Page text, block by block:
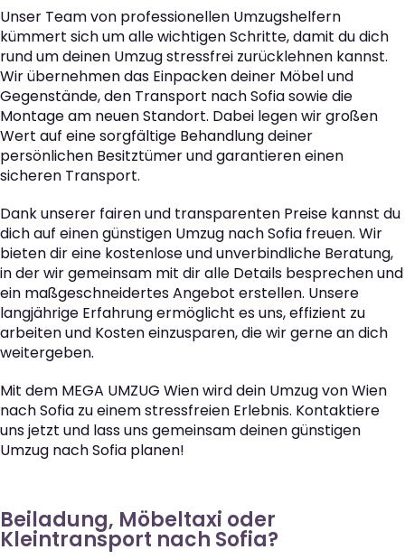
Unser Team von professionellen Umzugshelfern
kümmert sich um alle wichtigen Schritte, damit du dich
rund um deinen Umzug stressfrei zurücklehnen kannst.
Wir übernehmen das Einpacken deiner Möbel und
Gegenstände, den Transport nach Sofia sowie die
Montage am neuen Standort. Dabei legen wir großen
Wert auf eine sorgfältige Behandlung deiner
persönlichen Besitztümer und garantieren einen
sicheren Transport.
Dank unserer fairen und transparenten Preise kannst du
dich auf einen günstigen Umzug nach Sofia freuen. Wir
bieten dir eine kostenlose und unverbindliche Beratung,
in der wir gemeinsam mit dir alle Details besprechen und
ein maßgeschneidertes Angebot erstellen. Unsere
langjährige Erfahrung ermöglicht es uns, effizient zu
arbeiten und Kosten einzusparen, die wir gerne an dich
weitergeben.
Mit dem MEGA UMZUG Wien wird dein Umzug von Wien
nach Sofia zu einem stressfreien Erlebnis. Kontaktiere
uns jetzt und lass uns gemeinsam deinen günstigen
Umzug nach Sofia planen!
Beiladung, Möbeltaxi oder
Kleintransport nach Sofia?